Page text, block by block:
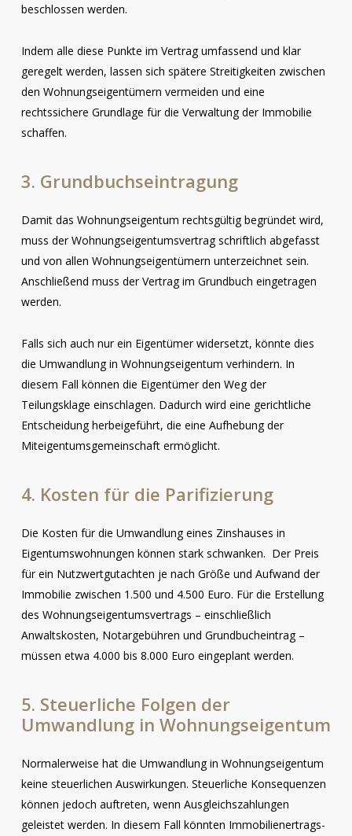
beschlossen werden.
Indem alle diese Punkte im Vertrag umfassend und klar
geregelt werden, lassen sich spätere Streitigkeiten zwischen
den Wohnungseigentümern vermeiden und eine
rechtssichere Grundlage für die Verwaltung der Immobilie
schaffen.
3. Grundbuchseintragung
Damit das Wohnungseigentum rechtsgültig begründet wird,
muss der Wohnungseigentumsvertrag schriftlich abgefasst
und von allen Wohnungseigentümern unterzeichnet sein.
Anschließend muss der Vertrag im Grundbuch eingetragen
werden.
Falls sich auch nur ein Eigentümer widersetzt, könnte dies
die Umwandlung in Wohnungseigentum verhindern. In
diesem Fall können die Eigentümer den Weg der
Teilungsklage einschlagen. Dadurch wird eine gerichtliche
Entscheidung herbeigeführt, die eine Aufhebung der
Miteigentumsgemeinschaft ermöglicht.
4. Kosten für die Parifizierung
Die Kosten für die Umwandlung eines Zinshauses in
Eigentumswohnungen können stark schwanken. Der Preis
für ein Nutzwertgutachten je nach Größe und Aufwand der
Immobilie zwischen 1.500 und 4.500 Euro. Für die Erstellung
des Wohnungseigentumsvertrags – einschließlich
Anwaltskosten, Notargebühren und Grundbucheintrag –
müssen etwa 4.000 bis 8.000 Euro eingeplant werden.
5. Steuerliche Folgen der
Umwandlung in Wohnungseigentum
Normalerweise hat die Umwandlung in Wohnungseigentum
keine steuerlichen Auswirkungen. Steuerliche Konsequenzen
können jedoch auftreten, wenn Ausgleichszahlungen
geleistet werden. In diesem Fall könnten Immobilienertrags-